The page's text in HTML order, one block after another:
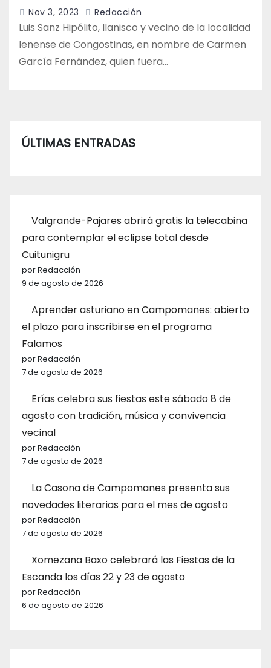
Nov 3, 2023 Redacción
Luis Sanz Hipólito, llanisco y vecino de la localidad
lenense de Congostinas, en nombre de Carmen
García Fernández, quien fuera…
ÚLTIMAS ENTRADAS
Valgrande-Pajares abrirá gratis la telecabina
para contemplar el eclipse total desde
Cuitunigru
por Redacción
9 de agosto de 2026
Aprender asturiano en Campomanes: abierto
el plazo para inscribirse en el programa
Falamos
por Redacción
7 de agosto de 2026
Erías celebra sus fiestas este sábado 8 de
agosto con tradición, música y convivencia
vecinal
por Redacción
7 de agosto de 2026
La Casona de Campomanes presenta sus
novedades literarias para el mes de agosto
por Redacción
7 de agosto de 2026
Xomezana Baxo celebrará las Fiestas de la
Escanda los días 22 y 23 de agosto
por Redacción
6 de agosto de 2026